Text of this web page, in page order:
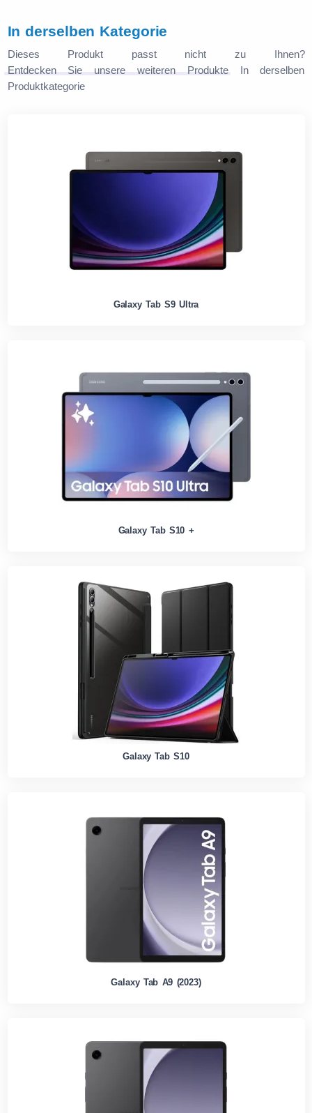
In derselben Kategorie
Dieses Produkt passt nicht zu Ihnen?
Entdecken Sie unsere weiteren ProdukteIn derselben
Produktkategorie
Galaxy Tab S9 Ultra
Galaxy Tab S10 +
Galaxy Tab S10
Galaxy Tab A9 (2023)